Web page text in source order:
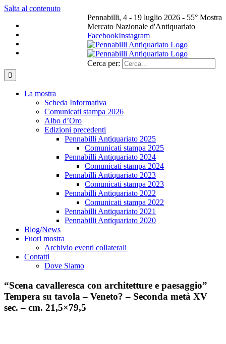
Salta al contenuto
Pennabilli, 4 - 19 luglio 2026 - 55° Mostra
Mercato Nazionale d'Antiquariato
FacebookInstagram
Cerca per:
La mostra
Scheda Informativa
Comunicati stampa 2026
Albo d’Oro
Edizioni precedenti
Pennabilli Antiquariato 2025
Comunicati stampa 2025
Pennabilli Antiquariato 2024
Comunicati stampa 2024
Pennabilli Antiquariato 2023
Comunicati stampa 2023
Pennabilli Antiquariato 2022
Comunicati stampa 2022
Pennabilli Antiquariato 2021
Pennabilli Antiquariato 2020
Blog/News
Fuori mostra
Archivio eventi collaterali
Contatti
Dove Siamo
“Scena cavalleresca con architetture e paesaggio”
Tempera su tavola – Veneto? – Seconda metà XV
sec. – cm. 21,5×79,5